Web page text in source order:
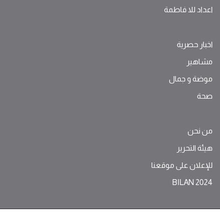
اعداد للا فاطمة
اخبار حصرية
مشاهير
موضة ‫و‬ ‫‬‫جمال‬
صحة
من نحن
هيئة التحرير
للإعلان على موقعنا
BILAN 2024